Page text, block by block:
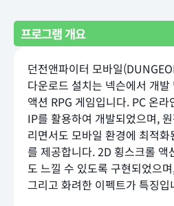
프로그램 개요
던전앤파이터 모바일
다운로드 설치는 넥슨에서 개
액션 RPG 게임입니다. PC 온
IP를 활용하여 개발되었으며,
리면서도 모바일 환경에 최적
를 제공합니다. 2D 횡스크롤 액
도 느낄 수 있도록 구현되었으
그리고 화려한 이펙트가 특징입